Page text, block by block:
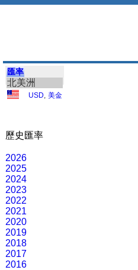
匯率
北美洲
USD 美金
歷史匯率
2026
2025
2024
2023
2022
2021
2020
2019
2018
2017
2016